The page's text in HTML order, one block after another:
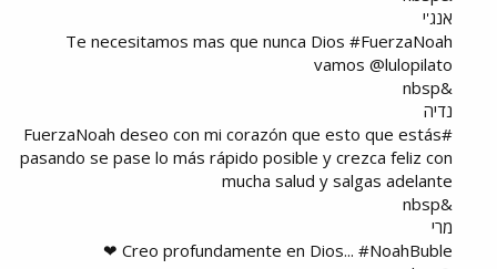
אנג'י
Te necesitamos mas que nunca Dios #FuerzaNoah
vamos @lulopilato
&nbsp
נדיה
#FuerzaNoah deseo con mi corazón que esto que estás
pasando se pase lo más rápido posible y crezca feliz con
mucha salud y salgas adelante
&nbsp
מרי
Creo profundamente en Dios... #NoahBuble ❤